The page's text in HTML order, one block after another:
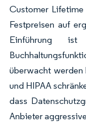
Customer Lifetime
Festpreisen auf
Einführung
überwacht werden
und HIPAA
dass
Anbieter